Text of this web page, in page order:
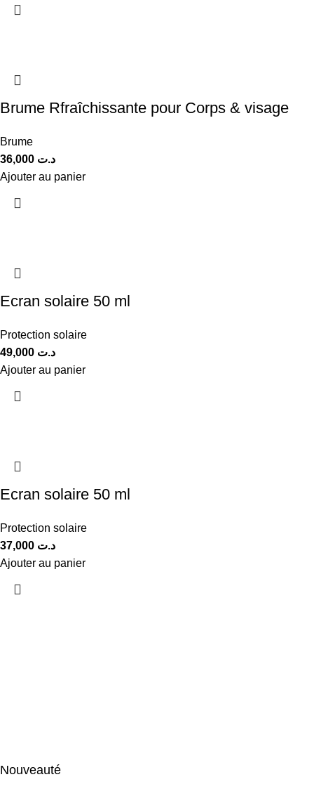
Brume Rfraîchissante pour Corps & visage
Brume
د.ت
Ajouter au panier
Ecran solaire 50 ml
Protection solaire
د.ت
Ajouter au panier
Ecran solaire 50 ml
Protection solaire
د.ت
Ajouter au panier
Nouveauté